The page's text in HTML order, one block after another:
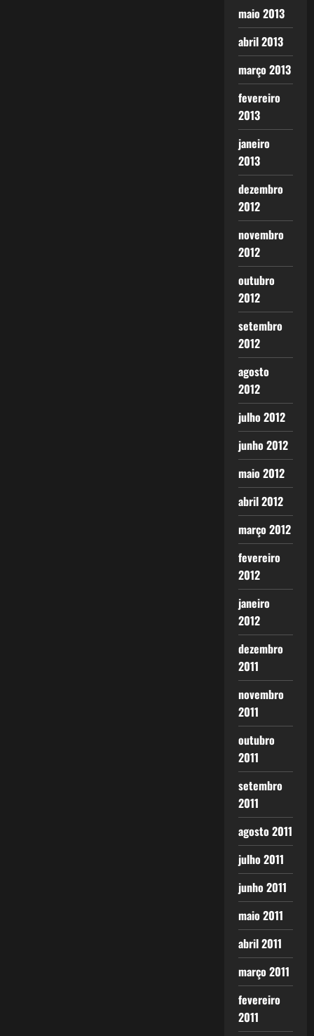
maio 2013
abril 2013
março 2013
fevereiro
2013
janeiro
2013
dezembro
2012
novembro
2012
outubro
2012
setembro
2012
agosto
2012
julho 2012
junho 2012
maio 2012
abril 2012
março 2012
fevereiro
2012
janeiro
2012
dezembro
2011
novembro
2011
outubro
2011
setembro
2011
agosto 2011
julho 2011
junho 2011
maio 2011
abril 2011
março 2011
fevereiro
2011